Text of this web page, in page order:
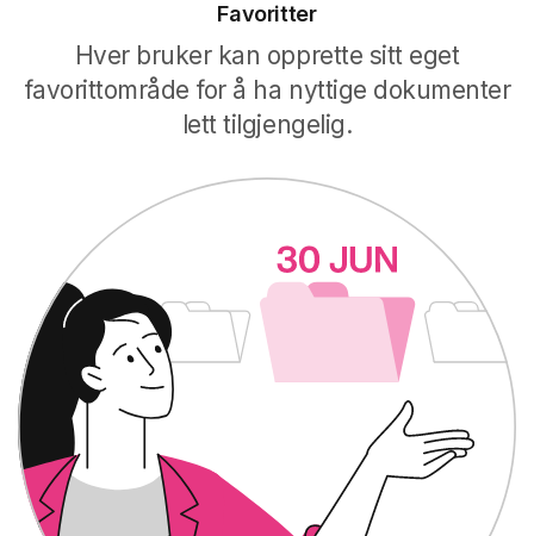
Favoritter
Hver bruker kan opprette sitt eget
favorittområde for å ha nyttige dokumenter
lett tilgjengelig.